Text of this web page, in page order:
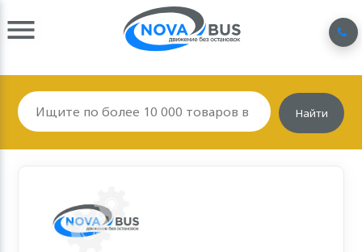
Найти